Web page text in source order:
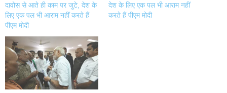
दावोस से आते ही काम पर जुटे, देश के
लिए एक पल भी आराम नहीं करते हैं
पीएम मोदी
देश के लिए एक पल भी आराम नहीं
करते हैं पीएम मोदी